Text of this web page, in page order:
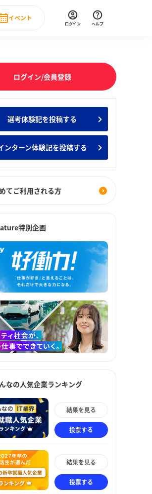
ング みんなのインターン人気企業ランキ
ュー
イベント
直近のイベント一覧
ログイン ヘルプ
ログイン/会員登録
選考体験記を投稿する
ンターン体験記を投稿する
てご利用される方
特別企画
なの人気企業ランキング
結果を見る
投票する
結果を見る
投票する